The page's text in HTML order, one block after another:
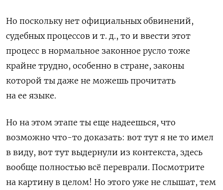
Но поскольку нет официальных обвинений,
судебных процессов и т. д., то и ввести этот
процесс в нормальное законное русло тоже
крайне трудно, особенно в стране, законы
которой ты даже не можешь прочитать
на ее языке.
Но на этом этапе ты еще надеешься, что
возможно что-то доказать: вот тут я не то имел
в виду, вот тут выдернули из контекста, здесь
вообще полностью всё переврали. Посмотрите
на картину в целом! Но этого уже не слышат, тем